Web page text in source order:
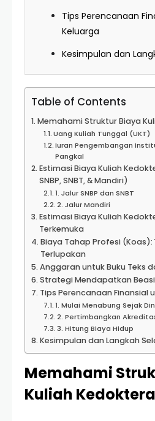
Tips Perencanaan
Keluarga
Kesimpulan dan
Table of Contents
Memahami Struktur Biaya
Uang Kuliah Tunggal (UKT)
Iuran Pengembangan
Pangkal
Estimasi Biaya Kuliah
SNBP, SNBT, & Mandiri)
1. Jalur SNBP dan SNBT
2. Jalur Mandiri
Estimasi Biaya Kuliah
Terkemuka
Biaya Tahap Profesi (Koas):
Terlupakan
Anggaran untuk Buku Teks
Strategi Mendapatkan
Tips Perencanaan Finansial
1. Mulai Menabung Sejak
2. Pertimbangkan
3. Hitung Biaya Hidup
Kesimpulan dan Langkah
Memahami
Kuliah